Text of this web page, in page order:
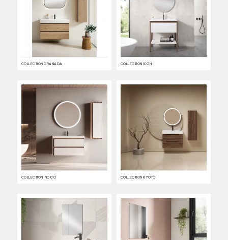
COLLECTION GRANADA COLLECTION ICON
COLLECTION INDICO COLLECTION KYOTO